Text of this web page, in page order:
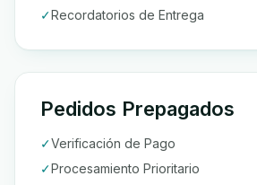
✓Recordatorios de Entrega
Pedidos Prepagados
✓Verificación de Pago
✓Procesamiento Prioritario